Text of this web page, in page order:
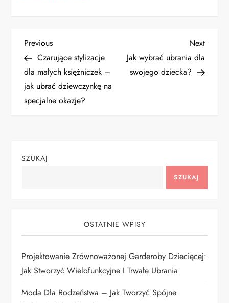
N
a
w
a
a
w
p
Previous
Post
Previous
Czarujące stylizacje
dla małych księżniczek –
jak ubrać dziewczynkę na
specjalne okazje?
Next
Post
Next
Jak wybrać ubrania dla
swojego dziecka?
SZUKAJ
SZUKAJ
OSTATNIE WPISY
Projektowanie Zrównoważonej Garderoby Dziecięcej:
Jak Stworzyć Wielofunkcyjne I Trwałe Ubrania
Moda Dla Rodzeństwa – Jak Tworzyć Spójne